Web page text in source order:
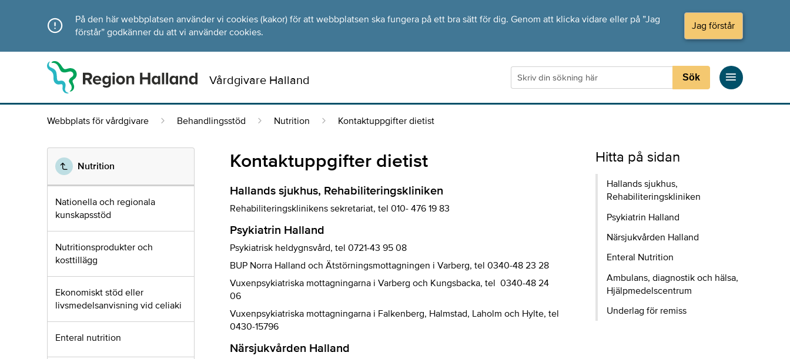
På den här webbplatsen använder vi cookies (kakor) för att webbplatsen ska fungera på ett bra sätt för dig. Genom att klicka vidare eller på ”Jag
förstår” godkänner du att vi använder cookies.
Jag förstår
Vårdgivare Halland Sök
Webbplats för vårdgivare Behandlingsstöd Nutrition Kontaktuppgifter dietist
Nutrition
Nationella och regionala
kunskapsstöd
Nutritionsprodukter och
kosttillägg
Ekonomiskt stöd eller
livsmedelsanvisning vid celiaki
Enteral nutrition
Kontaktuppgifter dietist
Hallands sjukhus, Rehabiliteringskliniken
Rehabiliteringsklinikens sekretariat, tel 010- 476 19 83
Psykiatrin Halland
Psykiatrisk heldygnsvård, tel 0721-43 95 08
BUP Norra Halland och Ätstörningsmottagningen i Varberg, tel 0340-48 23 28
Vuxenpsykiatriska mottagningarna i Varberg och Kungsbacka, tel 0340-48 24
06
Vuxenpsykiatriska mottagningarna i Falkenberg, Halmstad, Laholm och Hylte, tel
0430-15796
Närsjukvården Halland
Hitta på sidan
Hallands sjukhus,
Rehabiliteringskliniken
Psykiatrin Halland
Närsjukvården Halland
Enteral Nutrition
Ambulans, diagnostik och hälsa,
Hjälpmedelscentrum
Underlag för remiss